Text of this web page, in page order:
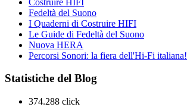
Fedeltà del Suono
I Quaderni di Costruire HIFI
Le Guide di Fedeltà del Suono
Nuova HERA
Percorsi Sonori: la fiera dell'Hi-Fi italiana!
Statistiche del Blog
374.288 click